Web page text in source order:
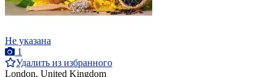
Не указана
1
Удалить из избранного
London, United Kingdom